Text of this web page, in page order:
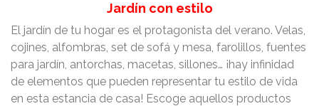
Jardín con estilo
El jardín de tu hogar es el protagonista del verano. Velas,
cojines, alfombras, set de sofá y mesa, farolillos, fuentes
para jardín, antorchas, macetas, sillones… ¡hay infinidad
de elementos que pueden representar tu estilo de vida
en esta estancia de casa! Escoge aquellos productos